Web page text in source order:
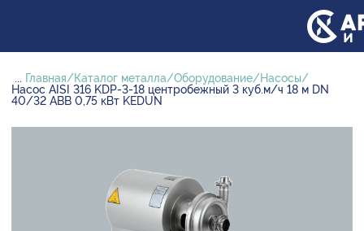
... Главная Каталог металла Оборудование
Насосы
Насос AISI 316 KDP-3-18 центробежный 3 куб.м/ч 18 м DN
40/32 ABB 0,75 кВт KEDUN